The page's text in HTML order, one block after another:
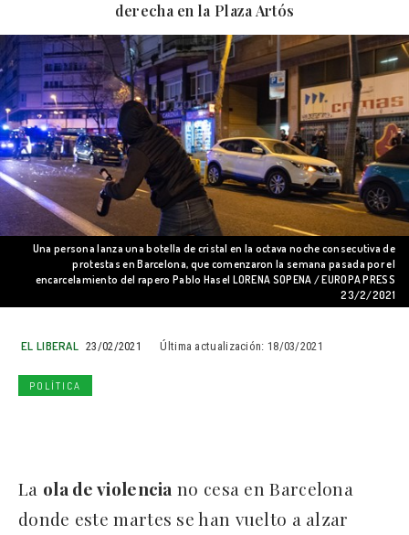
derecha en la Plaza Artós
Una persona lanza una botella de cristal en la octava noche consecutiva de
protestas en Barcelona, que comenzaron la semana pasada por el
encarcelamiento del rapero Pablo Hasel LORENA SOPENA / EUROPA PRESS
23/2/2021
EL LIBERAL 23/02/2021 Última actualización: 18/03/2021
POLÍTICA
La ola de violencia no cesa en Barcelona
donde este martes se han vuelto a alzar